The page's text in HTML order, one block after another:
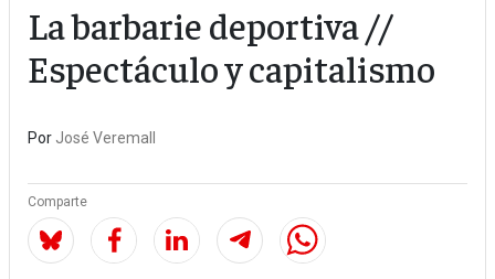
La barbarie deportiva //
Espectáculo y capitalismo
Por José Veremall
Comparte